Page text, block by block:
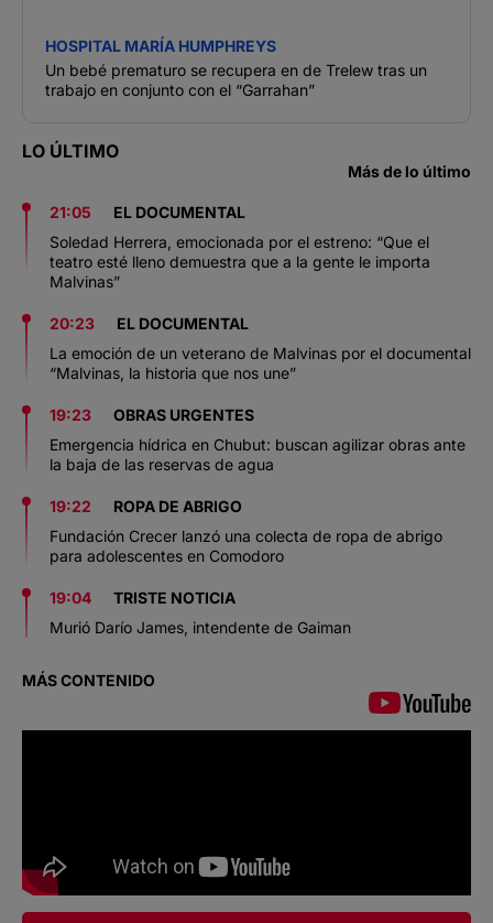
HOSPITAL MARÍA HUMPHREYS
Un bebé prematuro se recupera en de Trelew tras un
trabajo en conjunto con el “Garrahan”
LO ÚLTIMO
Más de lo último
21:05
EL DOCUMENTAL
Soledad Herrera, emocionada por el estreno: “Que el
teatro esté lleno demuestra que a la gente le importa
Malvinas”
20:23
EL DOCUMENTAL
La emoción de un veterano de Malvinas por el documental
“Malvinas, la historia que nos une”
19:23
OBRAS URGENTES
Emergencia hídrica en Chubut: buscan agilizar obras ante
la baja de las reservas de agua
19:22
ROPA DE ABRIGO
Fundación Crecer lanzó una colecta de ropa de abrigo
para adolescentes en Comodoro
19:04
TRISTE NOTICIA
Murió Darío James, intendente de Gaiman
MÁS CONTENIDO